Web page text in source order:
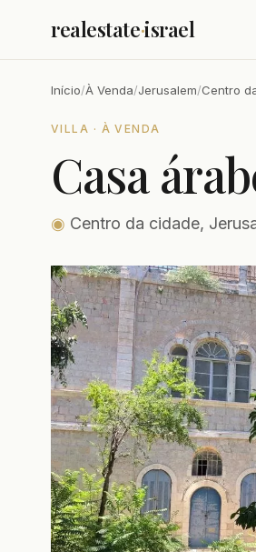
realestate·israel
Início/À Venda/Jerusalem/Centro
VILLA · À VENDA
Casa
◉ Centro da cidade,